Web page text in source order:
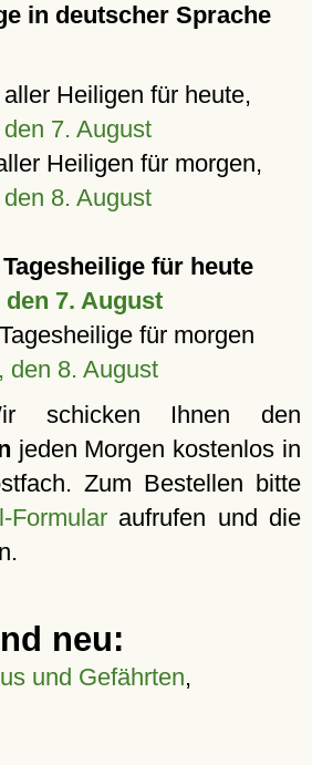
in deutscher Sprache
Heiligen für heute,
den 7. August
Heiligen für morgen,
den 8. August
für heute
den 7. August
für morgen
, den 8. August
schicken Ihnen den
jeden Morgen kostenlos in
Zum Bestellen bitte
Formular aufrufen und die
neu:
und Gefährten,